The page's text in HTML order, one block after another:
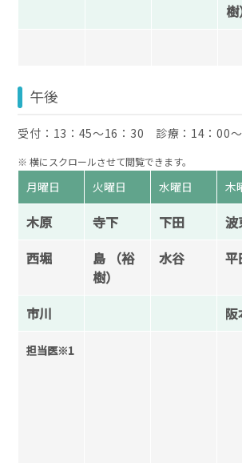
樹
午後
受付：13：45〜16：30 診療：14：00
月曜日 火曜日 水曜日 木
木原 寺下 下田 波
西堀
島 （裕
樹）
水谷 平
市川 阪
担当医※1